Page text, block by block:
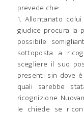
prevede che:
1. Allontanato
giudice procura la
possibile
sottoposta a
scegliere il suo
presenti sin dove
quali sarebbe
ricognizione.
le chiede se